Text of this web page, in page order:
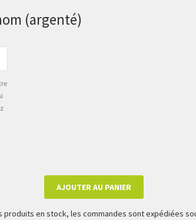
(argenté)
AJOUTER AU PANIER
produits en stock, les commandes sont expédiées